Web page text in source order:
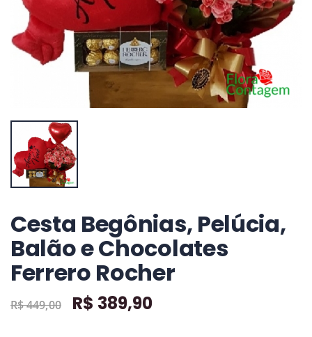
Cesta Begônias, Pelúcia,
Balão e Chocolates
Ferrero Rocher
R$ 449,00 R$ 389,90
+ detalhes
+ detalhes + detalhes